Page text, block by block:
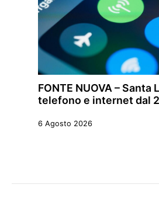
FONTE NUOVA – Santa
telefono e internet dal
6 Agosto 2026